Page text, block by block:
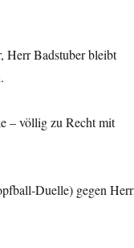
Herr Badstuber bleibt
– völlig zu Recht mit
Duelle) gegen